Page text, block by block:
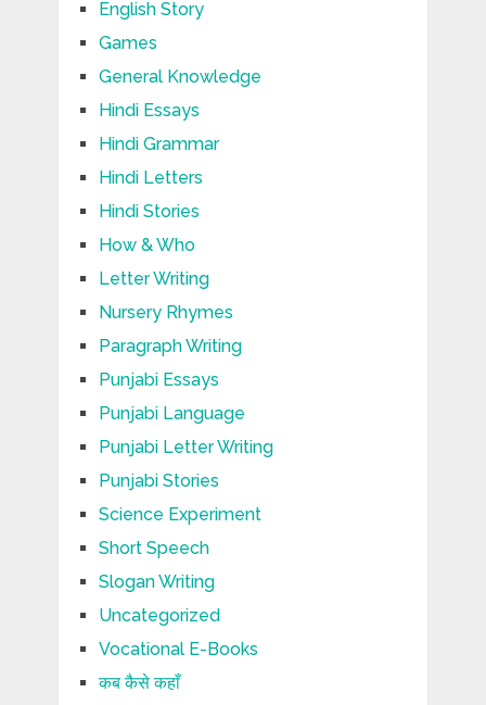
English Story
Games
General Knowledge
Hindi Essays
Hindi Grammar
Hindi Letters
Hindi Stories
How & Who
Letter Writing
Nursery Rhymes
Paragraph Writing
Punjabi Essays
Punjabi Language
Punjabi Letter Writing
Punjabi Stories
Science Experiment
Short Speech
Slogan Writing
Uncategorized
Vocational E-Books
कब कैसे कहाँ